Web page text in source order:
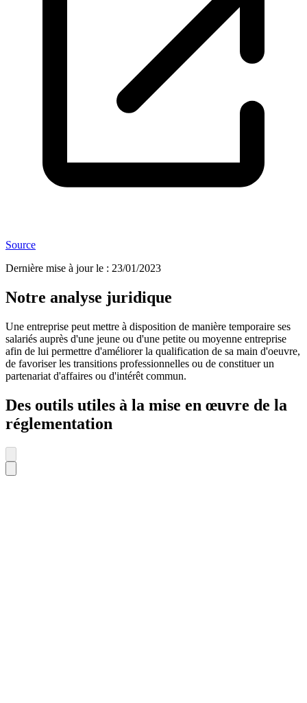
Source
Dernière mise à jour le : 23/01/2023
Notre analyse juridique
Une entreprise peut mettre à disposition de manière temporaire ses
salariés auprès d'une jeune ou d'une petite ou moyenne entreprise
afin de lui permettre d'améliorer la qualification de sa main d'oeuvre,
de favoriser les transitions professionnelles ou de constituer un
partenariat d'affaires ou d'intérêt commun.
Des outils utiles à la mise en œuvre de la
réglementation